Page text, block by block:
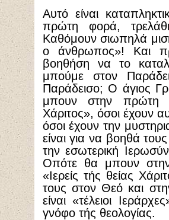
Αυτό είναι
πρώτη φορά,
Καθόμουν σιωπηλά
ο άνθρωπος»! Και
βοηθήση να το
μπούμε στον
Παράδεισο; Ο άγιος
μπουν στην πρώτη
Χάριτος», όσοι έχουν
όσοι έχουν την
είναι για να βοηθά
την εσωτερική
Οπότε θα μπουν
«Ιερείς τής θείας
τους στον Θεό και
είναι «τέλειοι
γνόφο τής θεολογίας.